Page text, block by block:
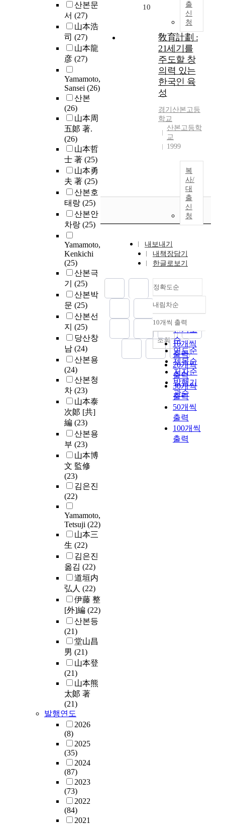
산본문
서 (27)
山本浩
司 (27)
山本龍
彦 (27)
Yamamoto,
Sansei (26)
산본
(26)
山本周
五郞 著.
(26)
山本哲
士 著 (25)
山本勇
夫 著 (25)
산본호
태랑 (25)
산본안
차랑 (25)
Yamamoto,
Kenkichi
(25)
산본극
기 (25)
산본박
문 (25)
산본선
지 (25)
당산창
남 (24)
산본용
(24)
산본청
차 (23)
山本泰
次郞 [共]
編 (23)
산본용
부 (23)
山本博
文 監修
(23)
김은진
(22)
Yamamoto,
Tetsuji (22)
山本三
生 (22)
김은진
옮김 (22)
道垣内
弘人 (22)
伊藤 整
[外]編 (22)
산본등
(21)
堂山昌
男 (21)
山本登
(21)
山本熊
太郞 著
(21)
발행연도
2026
(8)
2025
(35)
2024
(87)
2023
(73)
2022
(84)
2021
출
신
청
10
敎育計劃 :
21세기를
주도할 창
의력 있는
한국인 육
성
경기 산본고등
학교
산본고등학
교
1999
복
사/
대
출
신
청
내보내기
내책장담기
한글로보기
정확도순
정확도
순
인기도
순
연도순
제목순
저자순
발행기
관순
내림차순
내림차순
10개씩 출력
10개씩
출력
20개씩
출력
30개씩
출력
50개씩
출력
100개씩
출력
조회